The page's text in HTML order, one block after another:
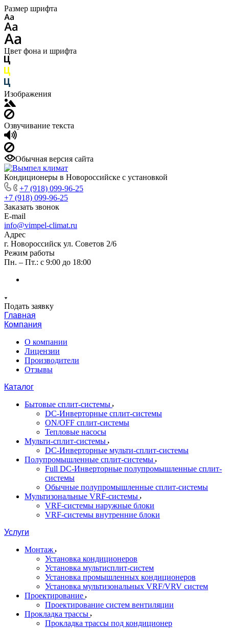
Размер шрифта
Цвет фона и шрифта
Изображения
Озвучивание текста
Обычная версия сайта
Кондиционеры в Новороссийске с установкой
+7 (918) 099-96-25
+7 (918) 099-96-25
Заказать звонок
E-mail
info@vimpel-climat.ru
Адрес
г. Новороссийск ул. Советов 2/6
Режим работы
Пн. – Пт.: с 9:00 до 18:00
Подать заявку
Главная
Компания
О компании
Лицензии
Производители
Отзывы
Каталог
Бытовые сплит-системы
DC-Инверторные сплит-системы
ON/OFF сплит-системы
Тепловые насосы
Мульти-сплит-системы
DC-Инверторные мульти-сплит-системы
Полупромышленные сплит-системы
Full DC-Инверторные полупромышленные сплит-
системы
Обычные полупромышленные сплит-системы
Мультизональные VRF-системы
VRF-системы наружные блоки
VRF-системы внутренние блоки
Услуги
Монтаж
Установка кондиционеров
Установка мультисплит-систем
Установка промышленных кондиционеров
Установка мультизональных VRF/VRV систем
Проектирование
Проектирование систем вентиляции
Прокладка трассы
Прокладка трассы под кондиционер